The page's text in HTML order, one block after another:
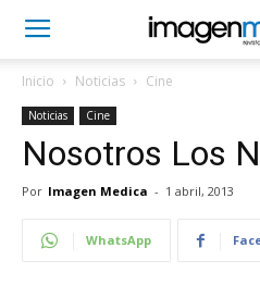
Inicio Noticias Cine
Noticias Cine
Nosotros Los
Por Imagen Medica - 1 abril, 2013
WhatsApp